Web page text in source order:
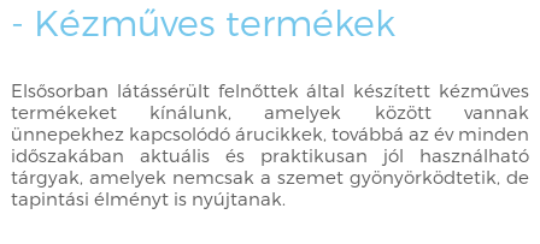
- Kézműves termékek
Elsősorban látássérült felnőttek által készített kézműves
termékeket kínálunk, amelyek között vannak
ünnepekhez kapcsolódó árucikkek, továbbá az év minden
időszakában aktuális és praktikusan jól használható
tárgyak, amelyek nemcsak a szemet gyönyörködtetik, de
tapintási élményt is nyújtanak.